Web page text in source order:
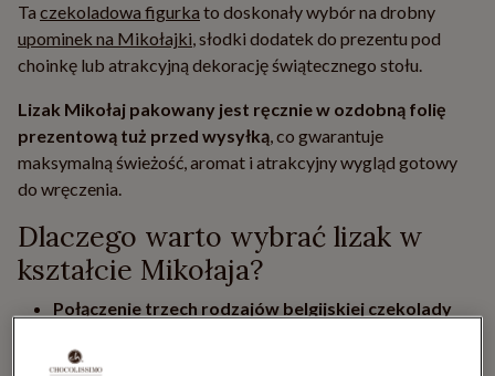
Ta czekoladowa figurka to doskonały wybór na drobny
upominek na Mikołajki, słodki dodatek do prezentu pod
choinkę lub atrakcyjną dekorację świątecznego stołu.
Lizak Mikołaj pakowany jest ręcznie w ozdobną folię
prezentową tuż przed wysyłką, co gwarantuje
maksymalną świeżość, aromat i atrakcyjny wygląd gotowy
do wręczenia.
Dlaczego warto wybrać lizak w
kształcie Mikołaja?
Połączenie trzech rodzajów belgijskiej czekolady
wyjątkową kompozycję smaków i kolorów.